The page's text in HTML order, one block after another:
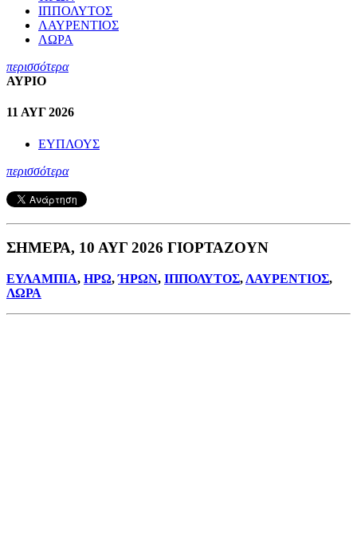
ΙΠΠΟΛΥΤΟΣ
ΛΑΥΡΕΝΤΙΟΣ
ΛΩΡΑ
περισσότερα
ΑΥΡΙΟ
11 ΑΥΓ 2026
ΕΥΠΛΟΥΣ
περισσότερα
ΣΗΜΕΡΑ, 10 ΑΥΓ 2026 ΓΙΟΡΤΑΖΟΥΝ
ΕΥΛΑΜΠΙΑ, ΗΡΩ,ΉΡΩΝ, ΙΠΠΟΛΥΤΟΣ, ΛΑΥΡΕΝΤΙΟΣ,
ΛΩΡΑ